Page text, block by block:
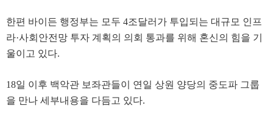
한편 바이든 행정부는 모두 4조달러가 투입되는 대규모 인프
라·사회안전망 투자 계획의 의회 통과를 위해 혼신의 힘을 기
울이고 있다.
18일 이후 백악관 보좌관들이 연일 상원 양당의 중도파 그룹
을 만나 세부내용을 다듬고 있다.